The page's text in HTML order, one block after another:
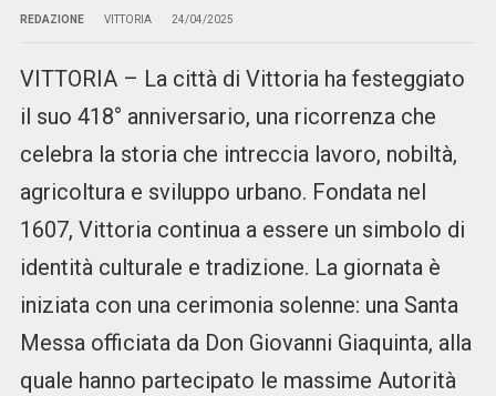
REDAZIONE VITTORIA 24/04/2025
VITTORIA – La città di Vittoria ha festeggiato
il suo 418° anniversario, una ricorrenza che
celebra la storia che intreccia lavoro, nobiltà,
agricoltura e sviluppo urbano. Fondata nel
1607, Vittoria continua a essere un simbolo di
identità culturale e tradizione. La giornata è
iniziata con una cerimonia solenne: una Santa
Messa officiata da Don Giovanni Giaquinta, alla
quale hanno partecipato le massime Autorità